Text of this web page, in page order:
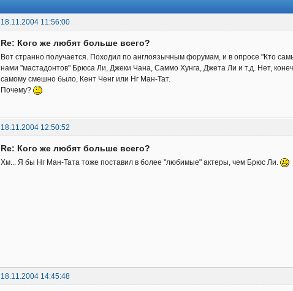
18.11.2004 11:56:00
Re: Кого же любят больше всего?
Вот странно получается. Походил по англоязычным форумам, и в опросе "Кто
нами "мастадонтов" Брюса Ли, Джеки Чана, Саммо Хунга, Джета Ли и т.д. Нет,
самому смешно было, Кент Ченг или Нг Ман-Тат.
Почему?
18.11.2004 12:50:52
Re: Кого же любят больше всего?
Хм... Я бы Нг Ман-Тата тоже поставил в более "любимые" актеры, чем Брюс Ли.
18.11.2004 14:45:48